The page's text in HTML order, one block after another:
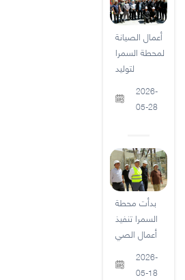
أعمال الصيانة
لمحطة السمرا
لتوليد
2026-
05-28
بدأت محطة
السمرا تنفيذ
أعمال الصي
2026-
05-18